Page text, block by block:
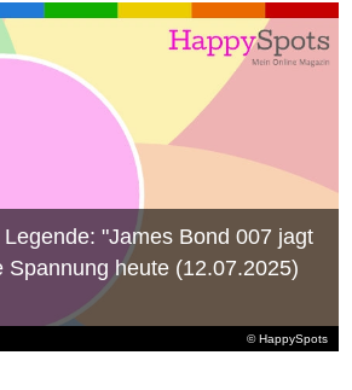
© HappySpots
"James Bond 007 jagt
Spannung heute (12.07.2025)